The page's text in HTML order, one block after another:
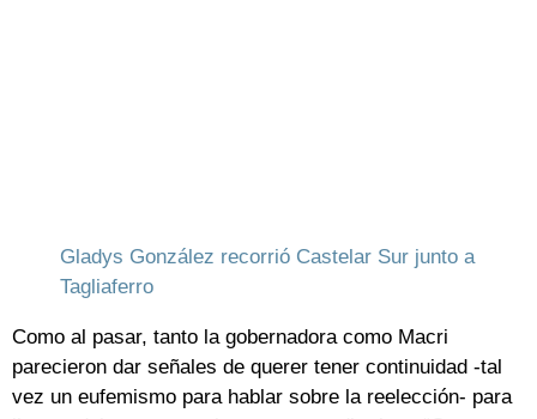
Gladys González recorrió Castelar Sur junto a
Tagliaferro
Como al pasar, tanto la gobernadora como Macri
parecieron dar señales de querer tener continuidad -tal
vez un eufemismo para hablar sobre la reelección- para